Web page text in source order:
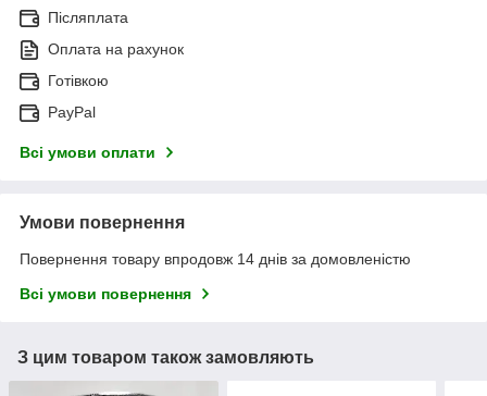
Післяплата
Оплата на рахунок
Готівкою
PayPal
Всі умови оплати
Умови повернення
Повернення товару впродовж 14 днів за домовленістю
Всі умови повернення
З цим товаром також замовляють